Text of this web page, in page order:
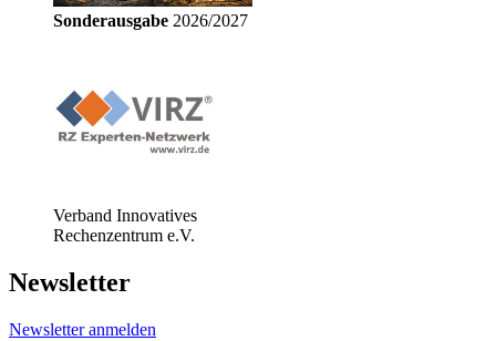
Sonderausgabe 2026/2027
Verband Innovatives
Rechenzentrum e.V.
Newsletter
Newsletter anmelden